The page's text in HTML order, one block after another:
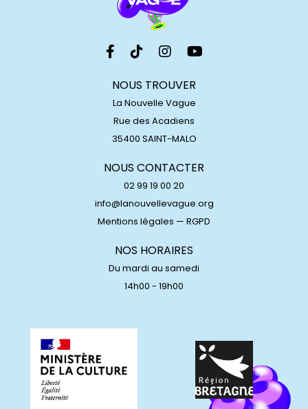
NOUS TROUVER
La Nouvelle Vague
Rue des Acadiens
35400 SAINT-MALO
NOUS CONTACTER
02 99 19 00 20
info@lanouvellevague.org
Mentions légales — RGPD
NOS HORAIRES
Du mardi au samedi
14h00 - 19h00